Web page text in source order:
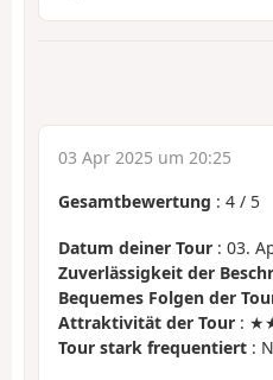
03 Apr 2025 um 20:25
Gesamtbewertung : 4 / 5
Datum deiner Tour : 03.
Zuverlässigkeit der
Bequemes Folgen der
Attraktivität der Tour :
Tour stark frequentiert :